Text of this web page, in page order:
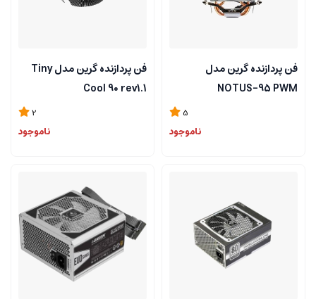
فن پردازنده گرین مدل
NOTUS-95 PWM
5
ناموجود
فن پردازنده گرین مدل Tiny
Cool 90 rev1.1
ناموجود